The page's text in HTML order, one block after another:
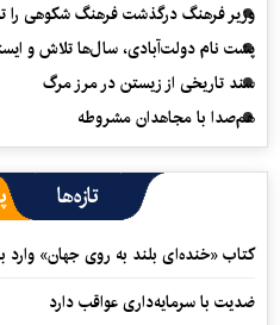
وزیر فرهنگ درگذشت فرهنگ شکوهی را
پشت نام دولت‌آبادی، سال‌ها تلاش و
سند تاریخی از زیستن در مرز مرگ
هم‌صدا با مجاهدان مشروطه
تازه‌ها
کتاب «خنده‌ای بلند به روی جهان» وارد
ضدیت با سرمایه‌داری عواقب دارد